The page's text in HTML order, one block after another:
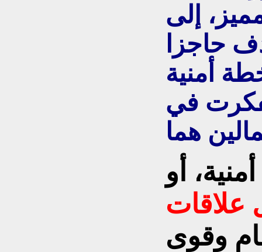
إلى
حاجزا
أمنية
في
أو
علاقات
وقوى